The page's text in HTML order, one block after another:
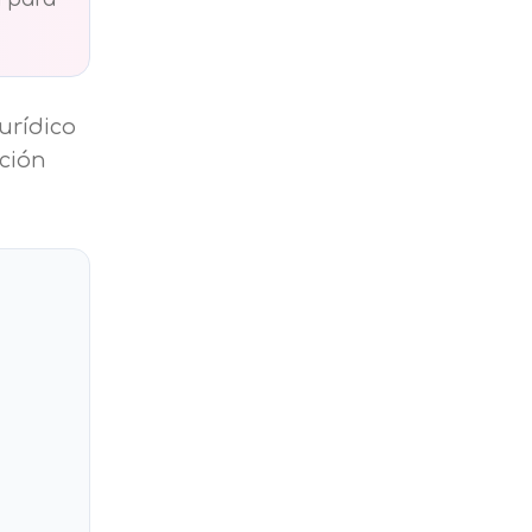
tus preferencias, mediante el